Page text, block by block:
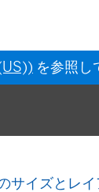
を参照し
サイズとレイ